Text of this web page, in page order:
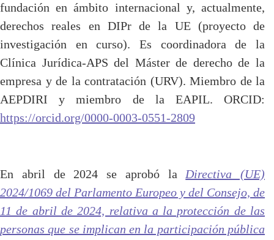
fundación en ámbito internacional y, actualmente,
derechos reales en DIPr de la UE (proyecto de
investigación en curso). Es coordinadora de la
Clínica Jurídica-APS del Máster de derecho de la
empresa y de la contratación (URV). Miembro de la
AEPDIRI y miembro de la EAPIL. ORCID:
https://orcid.org/0000-0003-0551-2809
En abril de 2024 se aprobó la Directiva (UE)
2024/1069 del Parlamento Europeo y del Consejo, de
11 de abril de 2024, relativa a la protección de las
personas que se implican en la participación pública